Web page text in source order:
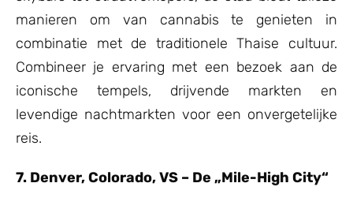
manieren om van cannabis te genieten in
combinatie met de traditionele Thaise cultuur.
Combineer je ervaring met een bezoek aan de
iconische tempels, drijvende markten en
levendige nachtmarkten voor een onvergetelijke
reis.
7. Denver, Colorado, VS – De „Mile-High City“